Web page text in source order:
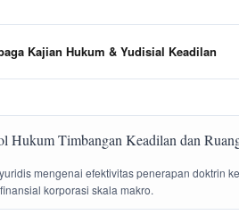
Kajian Hukum & Yudisial Keadilan
mengenai efektivitas penerapan doktrin
korporasi skala makro.